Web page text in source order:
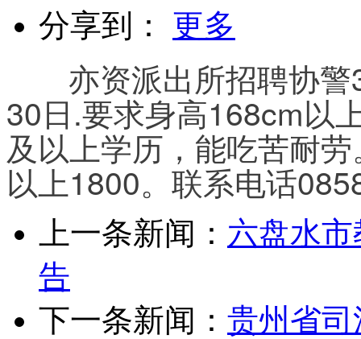
分享到：
更多
30日.要求身高168cm以
及以上学历，能吃苦耐
以上1800。联系电话
上一条新闻： 六盘水
告
下一条新闻： 贵州省司